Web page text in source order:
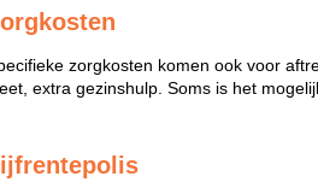
zorgkosten komen ook voor
extra gezinshulp. Soms is het